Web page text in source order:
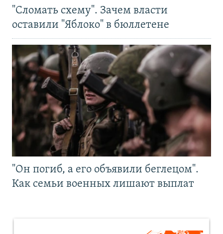
"Сломать схему". Зачем власти
оставили "Яблоко" в бюллетене
"Он погиб, а его объявили беглецом".
Как семьи военных лишают выплат